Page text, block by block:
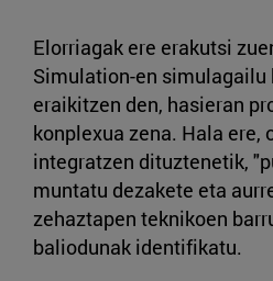
Elorriagak ere erakutsi
Simulation-en
eraikitzen den, hasieran
konplexua zena. Hala ere,
integratzen dituztenetik,
muntatu dezakete eta
zehaztapen teknikoen
baliodunak identifikatu.